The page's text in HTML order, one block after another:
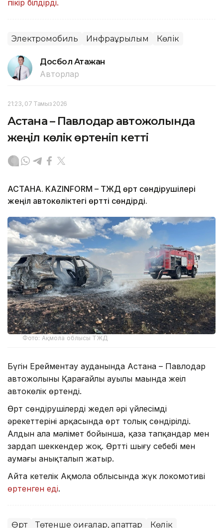
пікір білдірді.
Электромобиль Инфрақұрылым Көлік
Досбол Атажан
Авторлар
21:23, 07 Тамыз 2026
Астана – Павлодар автожолында
жеңіл көлік өртеніп кетті
АСТАНА. KAZINFORM – ТЖД өрт сөндірушілері
жеңіл автокөліктегі өртті сөндірді.
Фото: Ақмола облысы ТЖД
Бүгін Ерейментау ауданында Астана – Павлодар
автожолының Қарағайлы ауылы маңында жеңіл
автокөлік өртенді.
Өрт сөндірушілердің жедел әрі үйлесімді
әрекеттерінің арқасында өрт толық сөндірілді.
Алдын ала мәлімет бойынша, қаза тапқандар мен
зардап шеккендер жоқ. Өрттің шығу себебі мен
аумағы анықталып жатыр.
Айта кетелік Ақмола облысында жүк локомотиві
өртенген еді.
Өрт Төтенше оқиғалар, апаттар Көлік